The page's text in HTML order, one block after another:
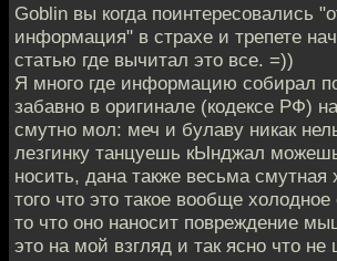
Goblin вы когда поинтересовались
информация" в страхе и трепете
статью где вычитал это все. =))
Я много где информацию собирал
забавно в оригинале (кодексе РФ)
смутно мол: меч и булаву никак
лезгинку танцуешь кЫнджал
носить, дана также весьма смутная
того что это такое вообще
то что оно наносит повреждение
это на мой взгляд и так ясно что